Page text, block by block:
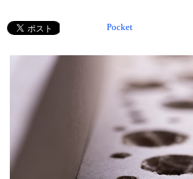
Pocket